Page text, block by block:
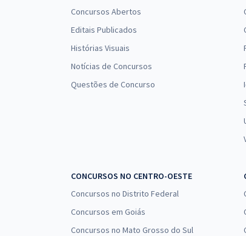
Concursos Abertos
Editais Publicados
Histórias Visuais
Notícias de Concursos
Questões de Concurso
CONCURSOS NO CENTRO-OESTE
Concursos no Distrito Federal
Concursos em Goiás
Concursos no Mato Grosso do Sul